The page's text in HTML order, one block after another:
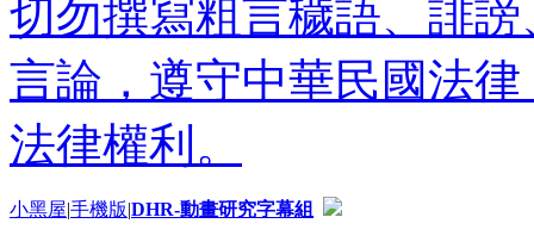
切勿撰寫粗言穢語、誹
言論，遵守中華民國法
法律權利。
小黑屋|手機版|DHR-動畫研究字幕組